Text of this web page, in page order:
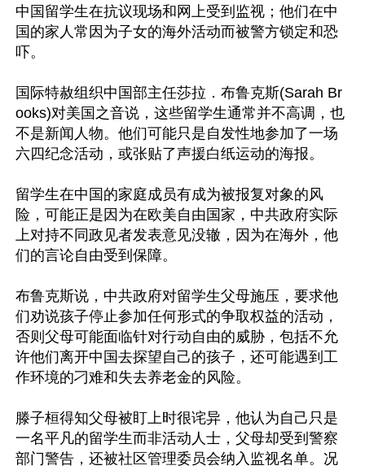
中国留学生在抗议现场和网上受到监视；他们在中
国的家人常因为子女的海外活动而被警方锁定和恐
吓。
国际特赦组织中国部主任莎拉．布鲁克斯(Sarah Br
ooks)对美国之音说，这些留学生通常并不高调，也
不是新闻人物。他们可能只是自发性地参加了一场
六四纪念活动，或张贴了声援白纸运动的海报。
留学生在中国的家庭成员有成为被报复对象的风
险，可能正是因为在欧美自由国家，中共政府实际
上对持不同政见者发表意见没辙，因为在海外，他
们的言论自由受到保障。
布鲁克斯说，中共政府对留学生父母施压，要求他
们劝说孩子停止参加任何形式的争取权益的活动，
否则父母可能面临针对行动自由的威胁，包括不允
许他们离开中国去探望自己的孩子，还可能遇到工
作环境的刁难和失去养老金的风险。
滕子桓得知父母被盯上时很诧异，他认为自己只是
一名平凡的留学生而非活动人士，父母却受到警察
部门警告，还被社区管理委员会纳入监视名单。况